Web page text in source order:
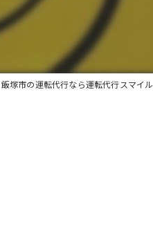
飯塚市の運転代行なら運転代行スマイル